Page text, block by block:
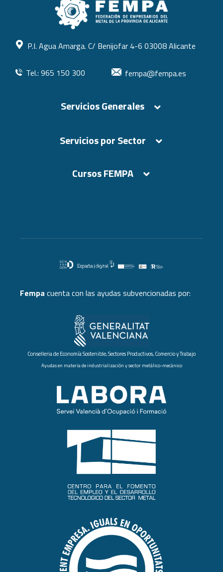
P.I. Agua Amarga. C/ Benijofar 4-6 03008 Alicante
Tel.: 965 150 300 fempa@fempa.es
Servicios Generales
Servicios por Sector
Cursos FEMPA
Fempa cuenta con las ayudas subvencionadas por:
Conselleria de Economía Sostenible, Sectores Productivos, Comercio y Trabajo
Ayudas en materia de industrialización y sector metálico-mecánico